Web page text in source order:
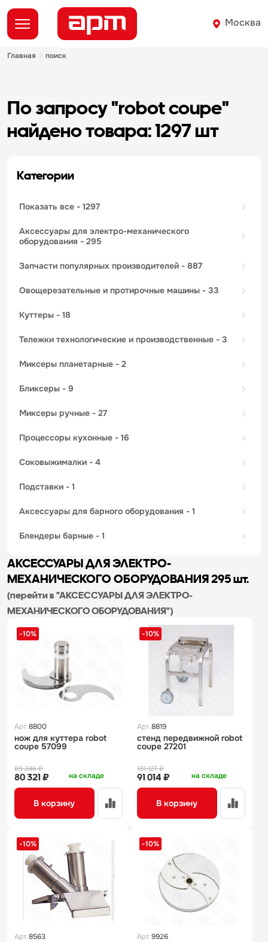
Москва
главная поиск
по запросу "robot coupe"
найдено товара: 1297 шт
Категории
показать все - 1297
аксессуары для электро-механического
оборудования - 295
запчасти популярных производителей - 887
овощерезательные и протирочные машины - 33
куттеры - 18
тележки технологические и производственные - 3
миксеры планетарные - 2
бликсеры - 9
миксеры ручные - 27
процессоры кухонные - 16
соковыжималки - 4
подставки - 1
аксессуары для барного оборудования - 1
блендеры барные - 1
АКСЕССУАРЫ ДЛЯ ЭЛЕКТРО-
МЕХАНИЧЕСКОГО ОБОРУДОВАНИЯ295 шт.
(перейти в "АКСЕССУАРЫ ДЛЯ ЭЛЕКТРО-
МЕХАНИЧЕСКОГО ОБОРУДОВАНИЯ")
-10%
Арт.8800
нож для куттера robot
coupe 57099
на складе
80 321 ₽
89 246 ₽
В корзину
-10%
Арт.8819
стенд передвижной robot
coupe 27201
на складе
91 014 ₽
101 127 ₽
В корзину
-10%
Арт.8563
-10%
Арт.9926